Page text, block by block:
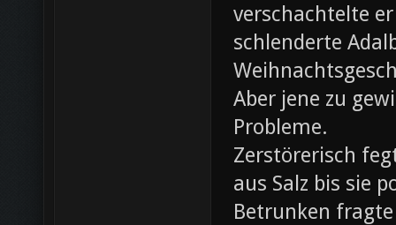
verschachtelte
schlenderte
Aber jene zu
Probleme.
Zerstörerisch
aus Salz bis sie
Betrunken